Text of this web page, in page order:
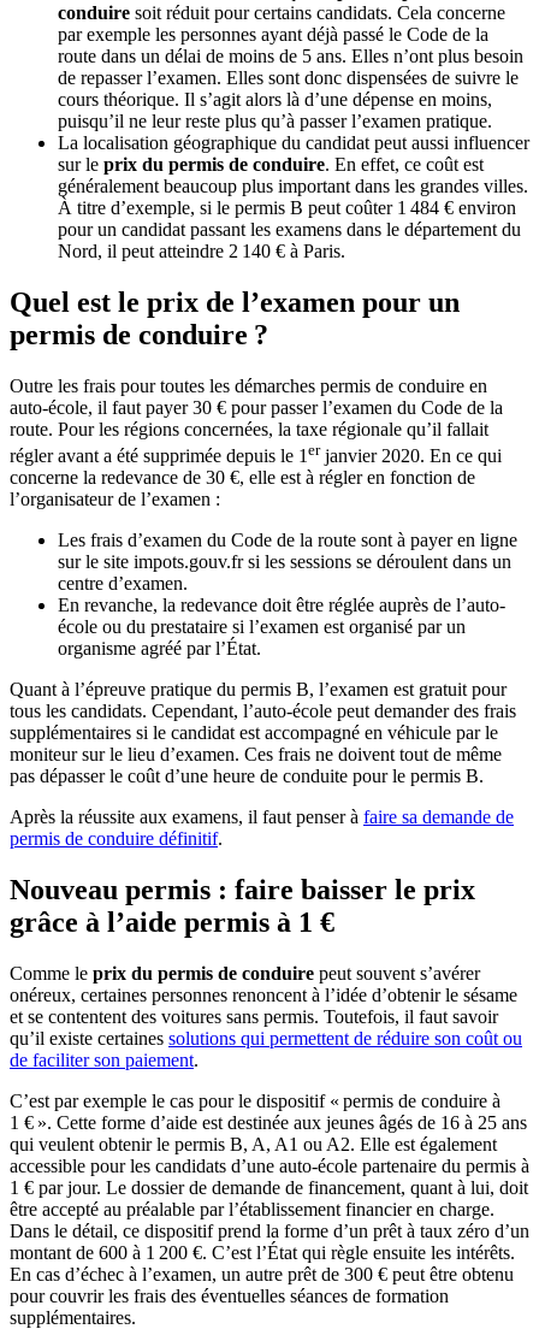
conduire soit réduit pour certains candidats. Cela concerne
par exemple les personnes ayant déjà passé le Code de la
route dans un délai de moins de 5 ans. Elles n’ont plus besoin
de repasser l’examen. Elles sont donc dispensées de suivre le
cours théorique. Il s’agit alors là d’une dépense en moins,
puisqu’il ne leur reste plus qu’à passer l’examen pratique.
La localisation géographique du candidat peut aussi influencer
sur le prix du permis de conduire. En effet, ce coût est
généralement beaucoup plus important dans les grandes villes.
À titre d’exemple, si le permis B peut coûter 1 484 € environ
pour un candidat passant les examens dans le département du
Nord, il peut atteindre 2 140 € à Paris.
Quel est le prix de l’examen pour un
permis de conduire ?
Outre les frais pour toutes les démarches permis de conduire en
auto-école, il faut payer 30 € pour passer l’examen du Code de la
route. Pour les régions concernées, la taxe régionale qu’il fallait
régler avant a été supprimée depuis le 1 erjanvier 2020. En ce qui
concerne la redevance de 30 €, elle est à régler en fonction de
l’organisateur de l’examen :
Les frais d’examen du Code de la route sont à payer en ligne
sur le site impots.gouv.fr si les sessions se déroulent dans un
centre d’examen.
En revanche, la redevance doit être réglée auprès de l’auto-
école ou du prestataire si l’examen est organisé par un
organisme agréé par l’État.
Quant à l’épreuve pratique du permis B, l’examen est gratuit pour
tous les candidats. Cependant, l’auto-école peut demander des frais
supplémentaires si le candidat est accompagné en véhicule par le
moniteur sur le lieu d’examen. Ces frais ne doivent tout de même
pas dépasser le coût d’une heure de conduite pour le permis B.
Après la réussite aux examens, il faut penser à faire sa demande de
permis de conduire définitif.
Nouveau permis : faire baisser le prix
grâce à l’aide permis à 1 €
Comme le prix du permis de conduire peut souvent s’avérer
onéreux, certaines personnes renoncent à l’idée d’obtenir le sésame
et se contentent des voitures sans permis. Toutefois, il faut savoir
qu’il existe certaines solutions qui permettent de réduire son coût ou
de faciliter son paiement.
C’est par exemple le cas pour le dispositif « permis de conduire à
1 € ». Cette forme d’aide est destinée aux jeunes âgés de 16 à 25 ans
qui veulent obtenir le permis B, A, A1 ou A2. Elle est également
accessible pour les candidats d’une auto-école partenaire du permis à
1 € par jour. Le dossier de demande de financement, quant à lui, doit
être accepté au préalable par l’établissement financier en charge.
Dans le détail, ce dispositif prend la forme d’un prêt à taux zéro d’un
montant de 600 à 1 200 €. C’est l’État qui règle ensuite les intérêts.
En cas d’échec à l’examen, un autre prêt de 300 € peut être obtenu
pour couvrir les frais des éventuelles séances de formation
supplémentaires.